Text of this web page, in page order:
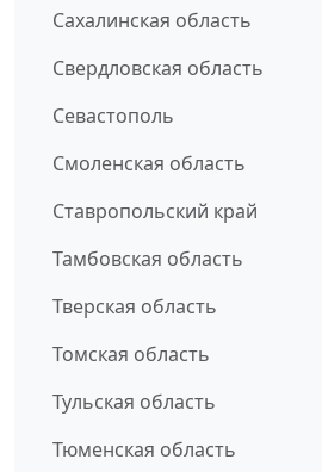
Сахалинская область
Свердловская область
Севастополь
Смоленская область
Ставропольский край
Тамбовская область
Тверская область
Томская область
Тульская область
Тюменская область